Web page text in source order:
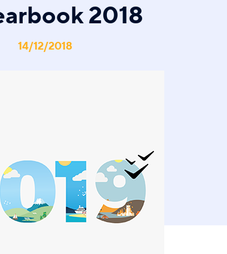
2018
14/12/2018